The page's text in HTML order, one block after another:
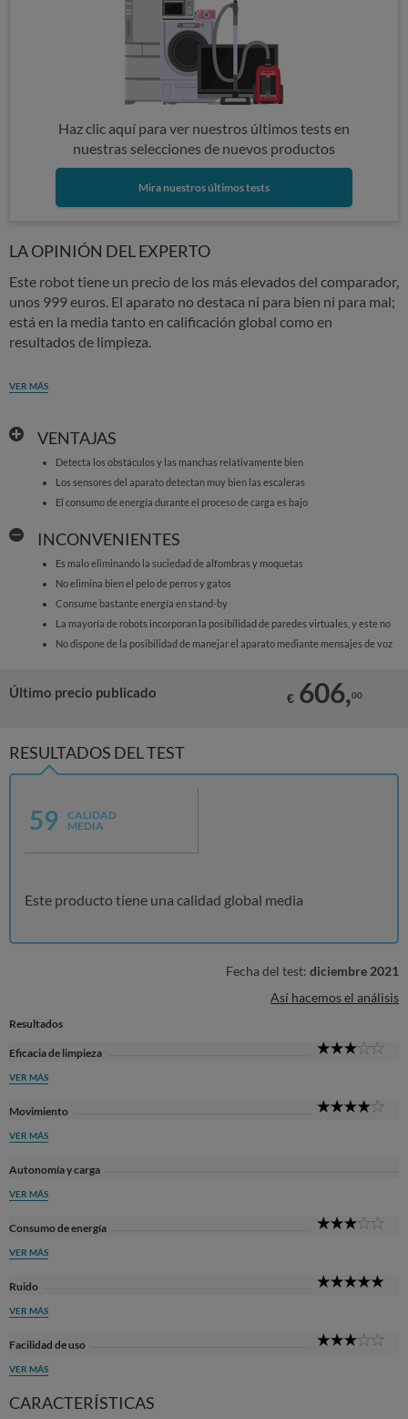
Haz clic aquí para ver nuestros últimos tests en
nuestras selecciones de nuevos productos
Mira nuestros últimos tests
LA OPINIÓN DEL EXPERTO
Este robot tiene un precio de los más elevados del comparador,
unos 999 euros. El aparato no destaca ni para bien ni para mal;
está en la media tanto en calificación global como en
resultados de limpieza.
VER MÁS
VENTAJAS
Detecta los obstáculos y las manchas relativamente bien
Los sensores del aparato detectan muy bien las escaleras
El consumo de energía durante el proceso de carga es bajo
INCONVENIENTES
Es malo eliminando la suciedad de alfombras y moquetas
No elimina bien el pelo de perros y gatos
Consume bastante energía en stand-by
La mayoría de robots incorporan la posibilidad de paredes virtuales, y este no
No dispone de la posibilidad de manejar el aparato mediante mensajes de voz
Último precio publicado € 606,00
RESULTADOS DEL TEST
59
CALIDAD
MEDIA
Este producto tiene una calidad global media
Fecha del test: diciembre 2021
Así hacemos el análisis
Resultados
Eficacia de limpieza
VER MÁS
Movimiento
VER MÁS
Autonomía y carga
VER MÁS
Consumo de energía
VER MÁS
Ruido
VER MÁS
Facilidad de uso
VER MÁS
CARACTERÍSTICAS